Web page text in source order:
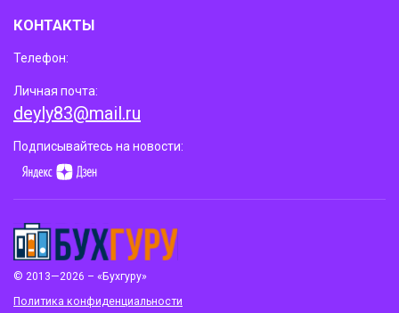
© 2013—2026 – «Бухгуру»
Политика конфиденциальности
КОНТАКТЫ
Телефон:
Личная почта:
deyly83@mail.ru
Подписывайтесь на новости: